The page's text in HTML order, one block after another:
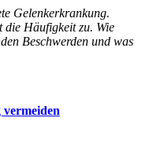
Gelenkerkrankung.
die Häufigkeit zu. Wie
Beschwerden und was